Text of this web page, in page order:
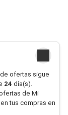
ofertas sigue
24 día(s).
de Mi
tus compras en